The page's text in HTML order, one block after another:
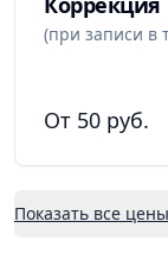
(при записи в
От 50 руб.
Показать все